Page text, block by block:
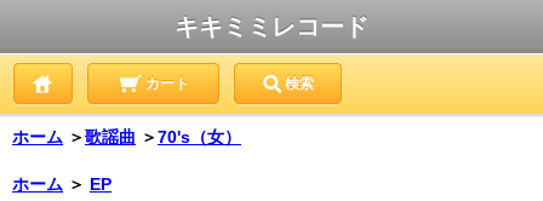
キキミミレコード
カート 検索
ホーム ＞歌謡曲 ＞70's（女）
ホーム ＞ EP